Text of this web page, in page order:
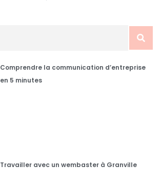
Comprendre la communication d’entreprise
en 5 minutes
Travailler avec un wembaster à Granville